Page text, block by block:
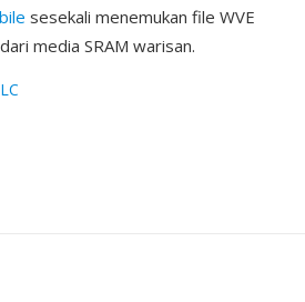
sesekali menemukan file WVE
media SRAM warisan.